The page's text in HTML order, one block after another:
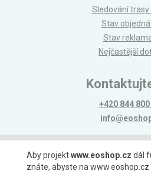
Sledování trasy
Stav
Stav
Nejčastější
+420 844
Možnosti
Aby projektwww.eoshop.cz dál
znáte, abyste na www.eoshop.cz